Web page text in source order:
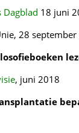
Dagblad 18 juni
28
, juni 2018